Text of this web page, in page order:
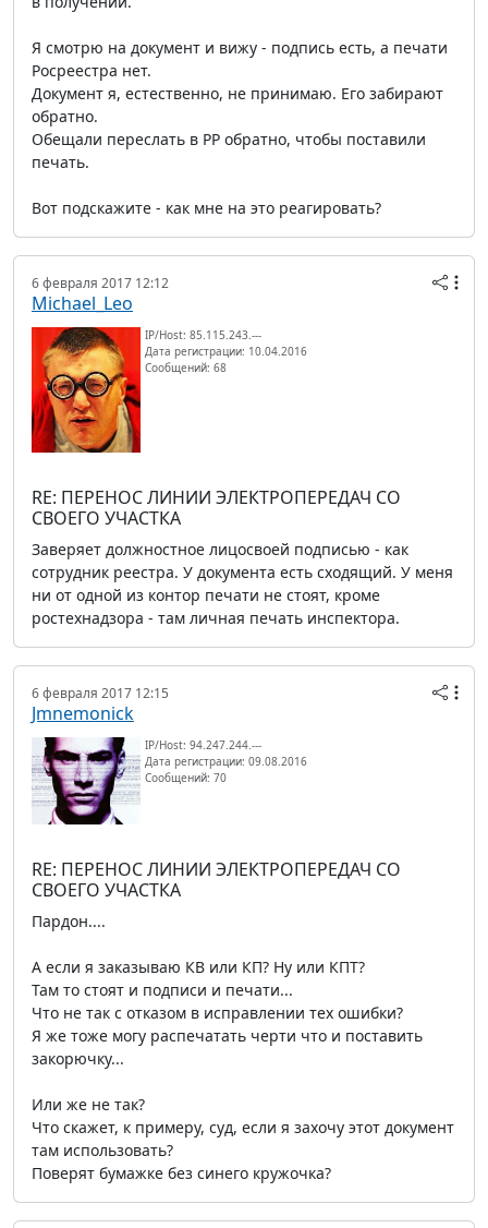
Я смотрю на документ и вижу - подпись есть, а печати
Росреестра нет.
Документ я, естественно, не принимаю. Его забирают
обратно.
Обещали переслать в РР обратно, чтобы поставили
печать.
Вот подскажите - как мне на это реагировать?
6 февраля 2017 12:12
Michael_Leo
IP/Host: 85.115.243.---
Дата регистрации: 10.04.2016
Сообщений: 68
RE: ПЕРЕНОС ЛИНИИ ЭЛЕКТРОПЕРЕДАЧ СО
СВОЕГО УЧАСТКА
Заверяет должностное лицосвоей подписью - как
сотрудник реестра. У документа есть сходящий. У меня
ни от одной из контор печати не стоят, кроме
ростехнадзора - там личная печать инспектора.
6 февраля 2017 12:15
Jmnemonick
IP/Host: 94.247.244.---
Дата регистрации: 09.08.2016
Сообщений: 70
RE: ПЕРЕНОС ЛИНИИ ЭЛЕКТРОПЕРЕДАЧ СО
СВОЕГО УЧАСТКА
Пардон....
А если я заказываю КВ или КП? Ну или КПТ?
Там то стоят и подписи и печати...
Что не так с отказом в исправлении тех ошибки?
Я же тоже могу распечатать черти что и поставить
закорючку...
Или же не так?
Что скажет, к примеру, суд, если я захочу этот документ
там использовать?
Поверят бумажке без синего кружочка?